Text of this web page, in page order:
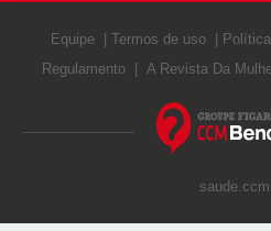
Equipe Termos de uso
Regulamento
A Revista Da